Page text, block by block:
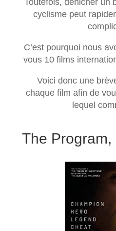
cyclisme peut
C’est pourquoi nous
vous 10 films
Voici donc une
chaque film afin de
lequel
The Program,